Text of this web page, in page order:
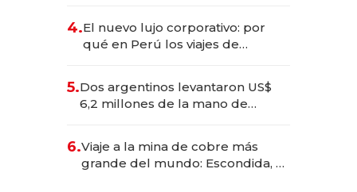
4.El nuevo lujo corporativo: por
qué en Perú los viajes de
para convertirse en experiencias
transformadoras
5.Dos argentinos levantaron US$
6,2 millones de la mano de
6.Viaje a la mina de cobre más
grande del mundo: Escondida, el